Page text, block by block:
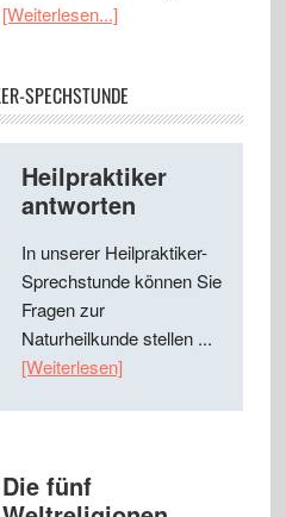
[Weiterlesen...]
SPECHSTUNDE
Heilpraktiker
antworten
In unserer Heilpraktiker-
Sprechstunde können Sie
Fragen zur
Naturheilkunde stellen ...
[Weiterlesen]
Die fünf